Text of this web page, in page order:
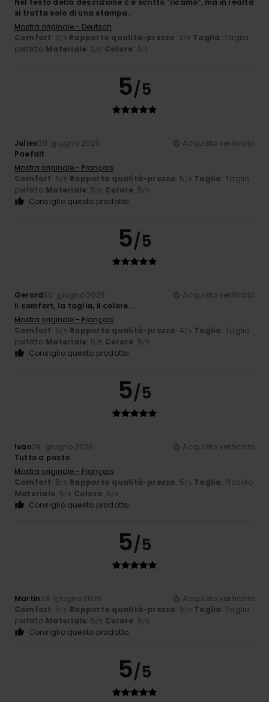
Nel testo della descrizione c'è scritto "ricamo", ma in realtà
si tratta solo di una stampa.
Mostra originale - Deutsch
Comfort: 2/5 Rapporto qualità-prezzo: 2/5 Taglia: Taglia
perfetta Materiale: 2/5 Colore: 3/5
5/5
Julien30. giugno 2026
Acquisto verificato
Paefait
Mostra originale - Français
Comfort: 5/5 Rapporto qualità-prezzo: 5/5 Taglia: Taglia
perfetta Materiale: 5/5 Colore: 5/5
Consiglio questo prodotto
5/5
Gerard30. giugno 2026
Acquisto verificato
il comfort, la taglia, il colore...
Mostra originale - Français
Comfort: 5/5 Rapporto qualità-prezzo: 4/5 Taglia: Taglia
perfetta Materiale: 5/5 Colore: 5/5
Consiglio questo prodotto
5/5
Ivan29. giugno 2026
Acquisto verificato
Tutto a posto
Mostra originale - Français
Comfort: 5/5 Rapporto qualità-prezzo: 5/5 Taglia: Piccolo
Materiale: 5/5 Colore: 5/5
Consiglio questo prodotto
5/5
Martin28. giugno 2026
Acquisto verificato
Comfort: 5/5 Rapporto qualità-prezzo: 5/5 Taglia: Taglia
perfetta Materiale: 5/5 Colore: 5/5
Consiglio questo prodotto
5/5